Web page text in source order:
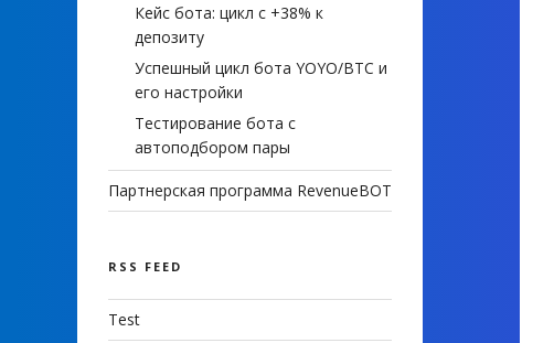
Кейс бота: цикл с +38% к
депозиту
Успешный цикл бота YOYO/BTC и
его настройки
Тестирование бота с
автоподбором пары
Партнерская программа RevenueBOT
RSS FEED
Test